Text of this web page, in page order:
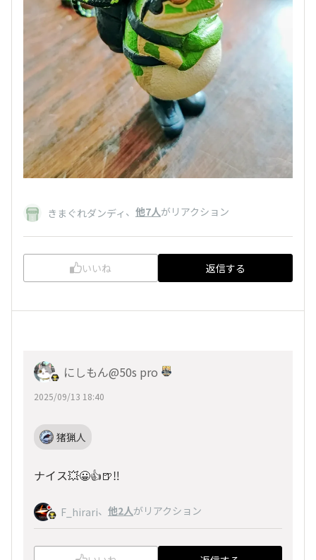
きまぐれダンディ 、 他7人がリアクション
いいね 返信する
にしもん@50s pro
2025/09/13 18:40
猪猟人
ナイス💥😀👍🍺‼️
F_hirari、 他2人がリアクション